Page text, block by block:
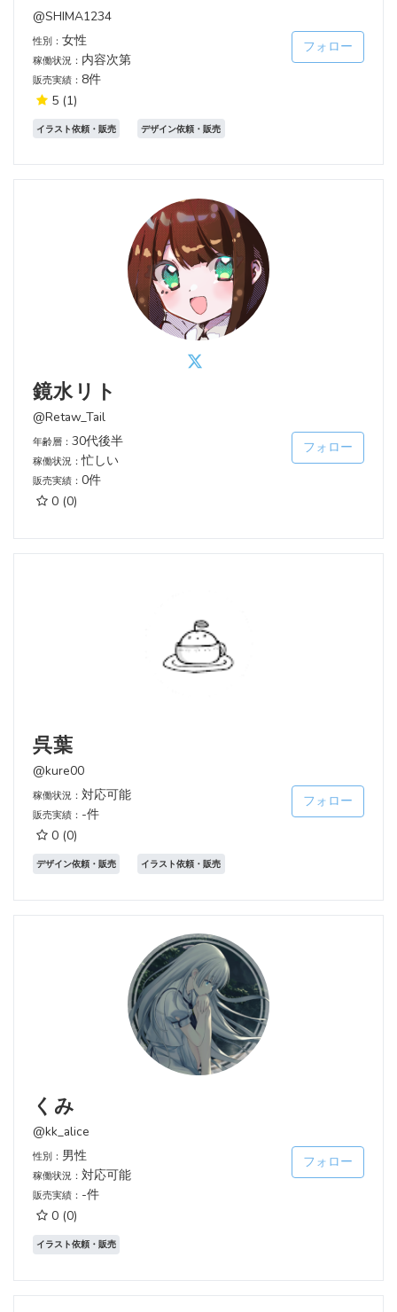
@SHIMA1234
性別： 女性
稼働状況： 内容次第
販売実績： 8件
5 (1)
フォロー
イラスト依頼・販売 デザイン依頼・販売
鏡水リト
@Retaw_Tail
年齢層： 30代後半
稼働状況：忙しい
販売実績： 0件
0 (0)
フォロー
呉葉
@kure00
稼働状況： 対応可能
販売実績： -件
0 (0)
フォロー
デザイン依頼・販売 イラスト依頼・販売
くみ
@kk_alice
性別： 男性
稼働状況： 対応可能
販売実績： -件
0 (0)
フォロー
イラスト依頼・販売